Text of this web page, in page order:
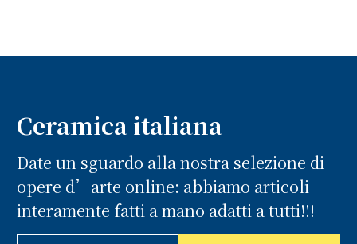
Ceramica italiana
Date un sguardo alla nostra selezione di
opere d’arte online: abbiamo articoli
interamente fatti a mano adatti a tutti!!!